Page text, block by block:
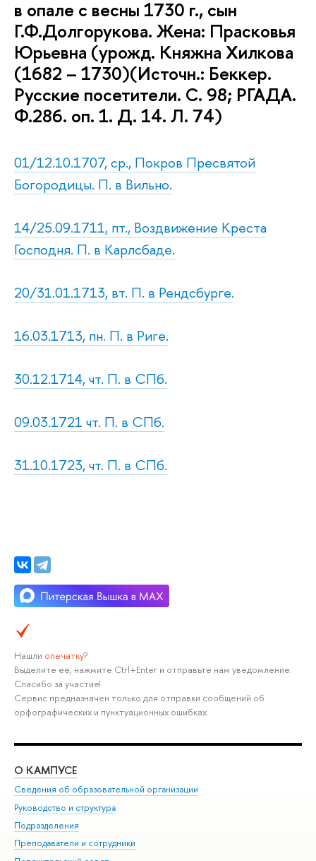
в опале с весны 1730 г., сын
Г.Ф.Долгорукова. Жена: Прасковья
Юрьевна (урожд. Княжна Хилкова
(1682 – 1730)(Источн.: Беккер.
Русские посетители. С. 98; РГАДА.
Ф.286. оп. 1. Д. 14. Л. 74)
01/12.10.1707, ср., Покров Пресвятой
Богородицы. П. в Вильно.
14/25.09.1711, пт., Воздвижение Креста
Господня. П. в Карлсбаде.
20/31.01.1713, вт. П. в Рендсбурге.
16.03.1713, пн. П. в Риге.
30.12.1714, чт. П. в СПб.
09.03.1721 чт. П. в СПб.
31.10.1723, чт. П. в СПб.
Нашли опечатку?
Выделите её, нажмите Ctrl+Enter и отправьте нам уведомление.
Спасибо за участие!
Сервис предназначен только для отправки сообщений об
орфографических и пунктуационных ошибках.
О КАМПУСЕ
Сведения об образовательной организации
Руководство и структура
Подразделения
Преподаватели и сотрудники